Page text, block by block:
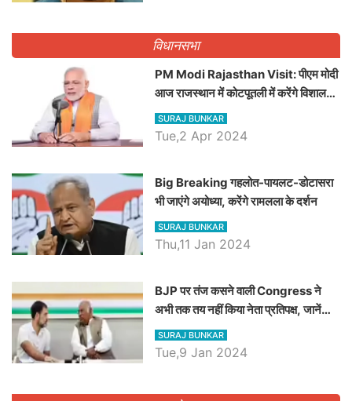
विधानसभा
PM Modi Rajasthan Visit: पीएम मोदी
आज राजस्थान में कोटपूतली में करेंगे विशाल
रैली, एक सभा से 8 सीटों पर साधेगें निशाना
SURAJ BUNKAR
Tue,2 Apr 2024
Big Breaking गहलोत-पायलट-डोटासरा
भी जाएंगे अयोध्या, करेंगे रामलला के दर्शन
SURAJ BUNKAR
Thu,11 Jan 2024
BJP पर तंज कसने वाली Congress ने
अभी तक तय नहीं किया नेता प्रतिपक्ष, जानें
कौन होगा दावेदार
SURAJ BUNKAR
Tue,9 Jan 2024